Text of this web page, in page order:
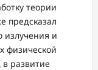
теории
предсказал
излучения и
физической
развитие